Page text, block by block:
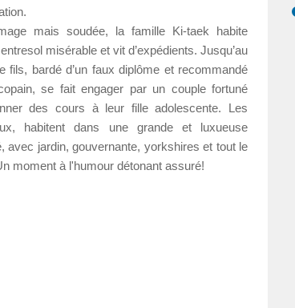
mais soudée, la famille Ki-taek habite
misérable et vit d’expédients. Jusqu’au
fils, bardé d’un faux diplôme et recommandé
se fait engager par un couple fortuné
des cours à leur fille adolescente. Les
habitent dans une grande et luxueuse
avec jardin, gouvernante, yorkshires et tout le
moment à l'humour détonant assuré!